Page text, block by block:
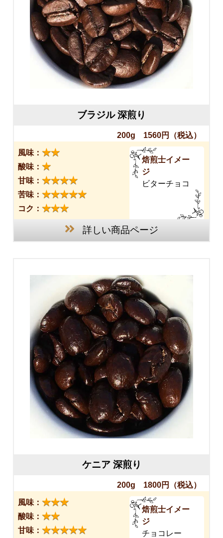
ブラジル 深煎り
200g 1560円 （税込）
風味： ★★
酸味： ★
甘味： ★★★★
苦味： ★★★★★
コク： ★★★
焙煎士イメー
ジ
ビターチョコ
詳しい商品ページ
ケニア 深煎り
200g 1800円 （税込）
風味： ★★★
酸味： ★★
甘味： ★★★★★
焙煎士イメー
ジ
チョコレー